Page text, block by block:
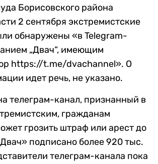
Борисовского района
2 сентября экстремистские
обнаружены «в Telegram-
„Двач“, имеющим
https://t.me/dvachannel». О
идет речь, не указано.
телеграм-канал, признанный в
гражданам
грозить штраф или арест до
подписано более 920 тыс.
телеграм-канала пока